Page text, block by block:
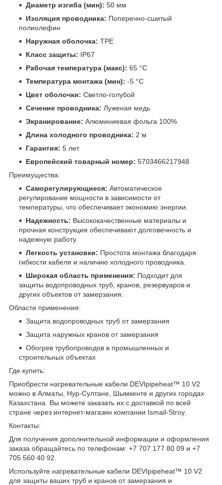
Диаметр изгиба (мин): 50 мм
Изоляция проводника: Поперечно-сшитый
полиолефин
Наружная оболочка: TPE
Класс защиты: IP67
Рабочая температура (макс): 65 °C
Температура монтажа (мин): -5 °C
Цвет оболочки: Светло-голубой
Сечение проводника: Луженая медь
Экранирование: Алюминиевая фольга 100%
Длина холодного проводника: 2 м
Гарантия: 5 лет
Европейский товарный номер: 5703466217948
Преимущества:
Саморегулирующиеся: Автоматическое
регулирование мощности в зависимости от
температуры, что обеспечивает экономию энергии.
Надежность: Высококачественные материалы и
прочная конструкция обеспечивают долговечность и
надежную работу.
Легкость установки: Простота монтажа благодаря
гибкости кабеля и наличию холодного проводника.
Широкая область применения: Подходит для
защиты водопроводных труб, кранов, резервуаров и
других объектов от замерзания.
Области применения:
Защита водопроводных труб от замерзания
Защита наружных кранов от замерзания
Обогрев трубопроводов в промышленных и
строительных объектах
Где купить:
Приобрести нагревательные кабели DEVIpipeheat™ 10 V2
можно в Алматы, Нур-Султане, Шымкенте и других городах
Казахстана. Вы можете заказать их с доставкой по всей
стране через интернет-магазин компании Ismail-Stroy.
Контакты:
Для получения дополнительной информации и оформления
заказа обращайтесь по телефонам: +7 707 177 80 09 и +7
705 560 40 92.
Используйте нагревательные кабели DEVIpipeheat™ 10 V2
для защиты ваших труб и кранов от замерзания и